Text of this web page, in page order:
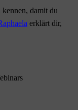
damit du
erklärt dir,